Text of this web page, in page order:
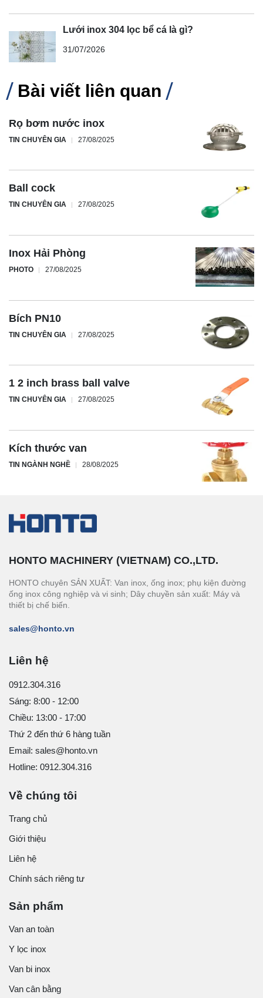
Lưới inox 304 lọc bể cá là gì?
31/07/2026
Bài viết liên quan
Rọ bơm nước inox
TIN CHUYÊN GIA 27/08/2025
Ball cock
TIN CHUYÊN GIA 27/08/2025
Inox Hải Phòng
PHOTO 27/08/2025
Bích PN10
TIN CHUYÊN GIA 27/08/2025
1 2 inch brass ball valve
TIN CHUYÊN GIA 27/08/2025
Kích thước van
TIN NGÀNH NGHỀ 28/08/2025
HONTO MACHINERY (VIETNAM) CO.,LTD.
HONTO chuyên SẢN XUẤT: Van inox, ống inox; phụ kiện đường
ống inox công nghiệp và vi sinh; Dây chuyền sản xuất: Máy và
thiết bị chế biến.
sales@honto.vn
Liên hệ
0912.304.316
Sáng: 8:00 - 12:00
Chiều: 13:00 - 17:00
Thứ 2 đến thứ 6 hàng tuần
Email: sales@honto.vn
Hotline: 0912.304.316
Về chúng tôi
Trang chủ
Giới thiệu
Liên hệ
Chính sách riêng tư
Sản phẩm
Van an toàn
Y lọc inox
Van bi inox
Van cân bằng